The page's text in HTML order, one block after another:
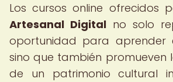
Los cursos online ofrecidos
Artesanal Digital no solo
oportunidad para aprender
sino que también promueven
de un patrimonio cultural